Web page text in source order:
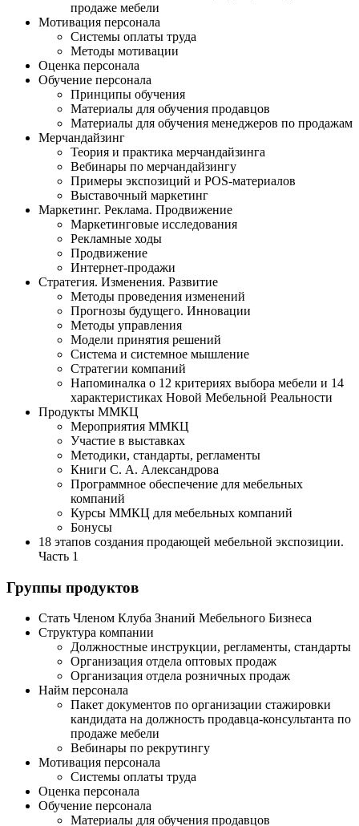
продаже мебели
Мотивация персонала
Системы оплаты труда
Методы мотивации
Оценка персонала
Обучение персонала
Принципы обучения
Материалы для обучения продавцов
Материалы для обучения менеджеров по продажам
Мерчандайзинг
Теория и практика мерчандайзинга
Вебинары по мерчандайзингу
Примеры экспозиций и POS-материалов
Выставочный маркетинг
Маркетинг. Реклама. Продвижение
Маркетинговые исследования
Рекламные ходы
Продвижение
Интернет-продажи
Стратегия. Изменения. Развитие
Методы проведения изменений
Прогнозы будущего. Инновации
Методы управления
Модели принятия решений
Система и системное мышление
Стратегии компаний
Напоминалка о 12 критериях выбора мебели и 14
характеристиках Новой Мебельной Реальности
Продукты ММКЦ
Мероприятия ММКЦ
Участие в выставках
Методики, стандарты, регламенты
Книги С. А. Александрова
Программное обеспечение для мебельных
компаний
Курсы ММКЦ для мебельных компаний
Бонусы
18 этапов создания продающей мебельной экспозиции.
Часть 1
Группы продуктов
Стать Членом Клуба Знаний Мебельного Бизнеса
Структура компании
Должностные инструкции, регламенты, стандарты
Организация отдела оптовых продаж
Организация отдела розничных продаж
Найм персонала
Пакет документов по организации стажировки
кандидата на должность продавца-консультанта по
продаже мебели
Вебинары по рекрутингу
Мотивация персонала
Системы оплаты труда
Оценка персонала
Обучение персонала
Материалы для обучения продавцов